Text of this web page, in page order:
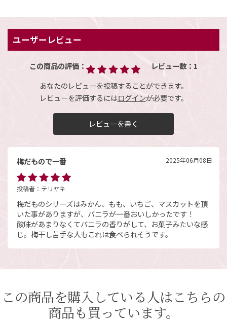
ユーザーレビュー
この商品の評価： レビュー数： 1
あなたのレビューを投稿することができます。
レビューを評価するにはログインが必要です。
レビューを書く
梅だもので一番 2025年06月08日
投稿者： テリヤキ
梅だものシリーズはみかん、もも、いちご、マスカットを頂
いた事がありますが、バニラが一番おいしかったです！
酸味があまりなくてバニラの香りがして、お菓子みたいな感
じ。梅干し苦手な人もこれは食べられそうです。
この商品を購入している人はこちらの
商品も買っています。